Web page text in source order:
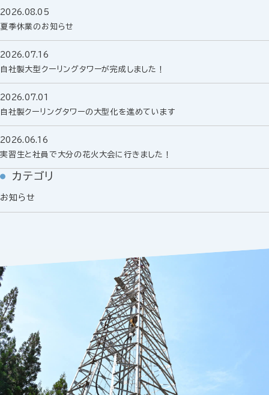
2026.08.05
夏季休業のお知らせ
2026.07.16
自社製大型クーリングタワーが完成しました！
2026.07.01
自社製クーリングタワーの大型化を進めています
2026.06.16
実習生と社員で大分の花火大会に行きました！
カテゴリ
お知らせ